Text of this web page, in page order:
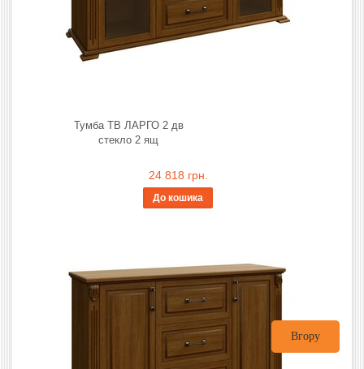
Тумба ТВ ЛАРГО 2 дв
стекло 2 ящ
24 818 грн.
До кошика
Вгору